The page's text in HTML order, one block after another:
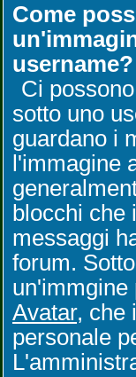
Come
username?
Ci
sotto uno
guardano i
l'immagine
blocchi che
messaggi
forum.
un'immgine
Avatar, che
personale